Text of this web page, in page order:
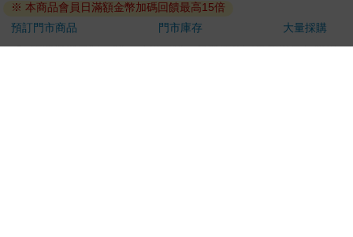
若非上列種類商品，均享有到貨7天的猶豫期（含例假
日）。
辦理退換貨時，商品（組合商品恕無法接受單獨退貨）必須
※ 本商品會員日滿額金幣加碼回饋最高15倍
預訂門市商品
門市庫存 大量採購